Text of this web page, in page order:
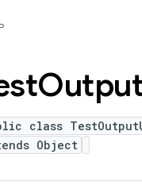
class
Object